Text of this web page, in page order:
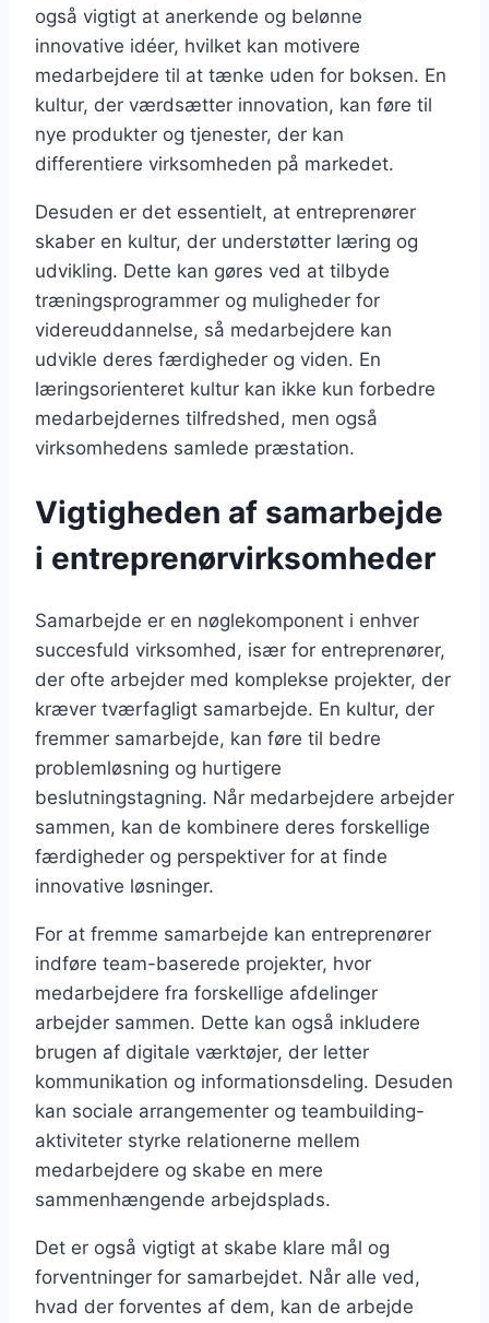
også vigtigt at anerkende og belønne
innovative idéer, hvilket kan motivere
medarbejdere til at tænke uden for boksen. En
kultur, der værdsætter innovation, kan føre til
nye produkter og tjenester, der kan
differentiere virksomheden på markedet.
Desuden er det essentielt, at entreprenører
skaber en kultur, der understøtter læring og
udvikling. Dette kan gøres ved at tilbyde
træningsprogrammer og muligheder for
videreuddannelse, så medarbejdere kan
udvikle deres færdigheder og viden. En
læringsorienteret kultur kan ikke kun forbedre
medarbejdernes tilfredshed, men også
virksomhedens samlede præstation.
Vigtigheden af samarbejde
i entreprenørvirksomheder
Samarbejde er en nøglekomponent i enhver
succesfuld virksomhed, især for entreprenører,
der ofte arbejder med komplekse projekter, der
kræver tværfagligt samarbejde. En kultur, der
fremmer samarbejde, kan føre til bedre
problemløsning og hurtigere
beslutningstagning. Når medarbejdere arbejder
sammen, kan de kombinere deres forskellige
færdigheder og perspektiver for at finde
innovative løsninger.
For at fremme samarbejde kan entreprenører
indføre team-baserede projekter, hvor
medarbejdere fra forskellige afdelinger
arbejder sammen. Dette kan også inkludere
brugen af digitale værktøjer, der letter
kommunikation og informationsdeling. Desuden
kan sociale arrangementer og teambuilding-
aktiviteter styrke relationerne mellem
medarbejdere og skabe en mere
sammenhængende arbejdsplads.
Det er også vigtigt at skabe klare mål og
forventninger for samarbejdet. Når alle ved,
hvad der forventes af dem, kan de arbejde